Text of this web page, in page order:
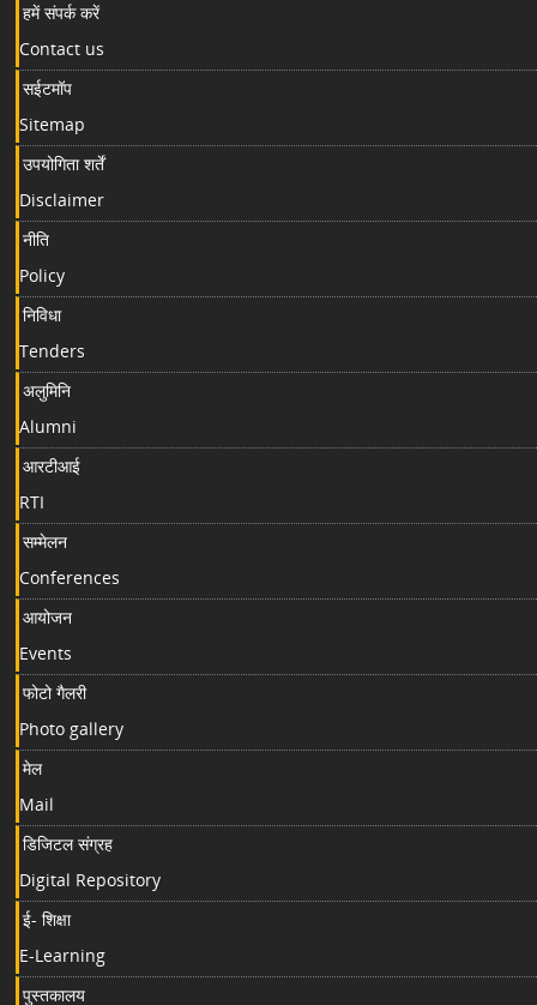
हमें संपर्क करें
Contact us
सईटमॉप
Sitemap
उपयोगिता शर्तें
Disclaimer
नीति
Policy
निविधा
Tenders
अलुमिनि
Alumni
आरटीआई
RTI
सम्मेलन
Conferences
आयोजन
Events
फोटो गैलरी
Photo gallery
मेल
Mail
डिजिटल संग्रह
Digital Repository
ई- शिक्षा
E-Learning
पुस्तकालय